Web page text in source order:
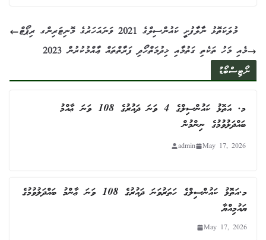
މުލަކަތޮޅު ނާލާފުށީ ކައުންސިލްގެ 2021 ވަނައަހަރުގެ މޮނިޓަރިންގ ރިޕޯޓް
2023 މެއި މަހު ތަކެތި ގަތުމާއި ޚިދުމަތްހޯދި ފަރާތްތައް ޢާއްމުކުރުން
ނޯޓިސްބޯޑު
މ. އަތޮޅު ކައުންސިލްގެ 4 ވަނަ ދައުރުގެ 108 ވަނަ ޢާއްމު
ބައްދަލުވުމުގެ ނިންމުން
May 17, 2026
admin
މ.އަތޮޅު ކައުންސިލްގެ ހަތަރުވަނަ ދައުރުގެ 108 ވަނަ ޢާންމު ބައްދަލުވުމުގެ
ޔައުމިއްޔާ
May 17, 2026